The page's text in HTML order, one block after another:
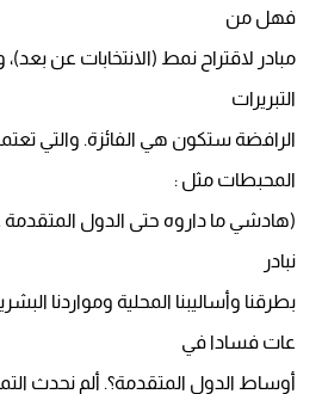
فهل من
مبادر لاقتراح نمط (الانتخابات عن
التبريرات
الرافضة ستكون هي الفائزة. والتي
المحبطات مثل :
(هادشي ما داروه حتى الدول المتقدمة
نبادر
بطرقنا وأساليبنا المحلية ومواردنا
عات فسادا في
أوساط الدول المتقدمة؟. ألم نحدث